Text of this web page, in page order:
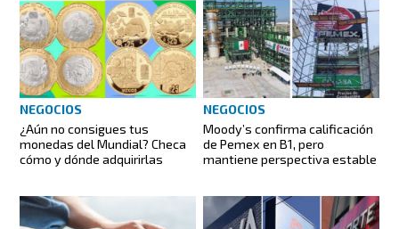
NEGOCIOS
¿Aún no consigues tus
monedas del Mundial? Checa
cómo y dónde adquirirlas
NEGOCIOS
Moody’s confirma calificación
de Pemex en B1, pero
mantiene perspectiva estable